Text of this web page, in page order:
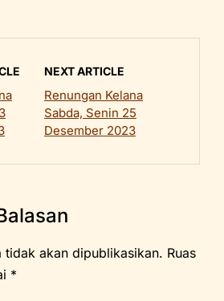
NEXT ARTICLE
Renungan Kelana
Sabda, Senin 25
Desember 2023
tidak akan dipublikasikan. Ruas
*